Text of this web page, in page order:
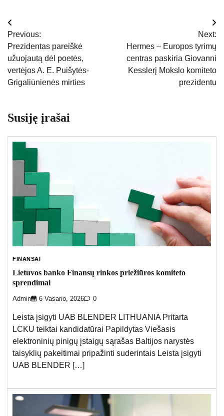
Navigacija
tarp
įrašų
Previous:
Prezidentas pareiškė
užuojautą dėl poetės,
vertėjos A. E. Puišytės-
Grigaliūnienės mirties
Next:
Hermes – Europos tyrimų
centras paskiria Giovanni
Kesslerį Mokslo komiteto
prezidentu
Susiję įrašai
FINANSAI
Lietuvos banko Finansų rinkos priežiūros komiteto
sprendimai
Admin 6 Vasario, 2026 0
Leista įsigyti UAB BLENDER LITHUANIA Pritarta
LCKU teiktai kandidatūrai Papildytas Viešasis
elektroninių pinigų įstaigų sąrašas Baltijos narystės
taisyklių pakeitimai pripažinti suderintais Leista įsigyti
UAB BLENDER […]